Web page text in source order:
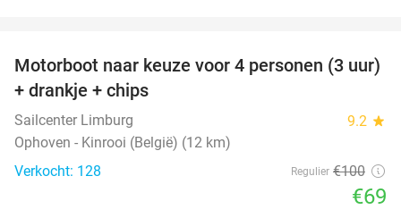
31%
Motorboot naar keuze voor 4 personen (3 uur)
+ drankje + chips
Sailcenter Limburg 9.2 star
Ophoven - Kinrooi (België) (12 km)
Verkocht: 128
Regulier €100
€69